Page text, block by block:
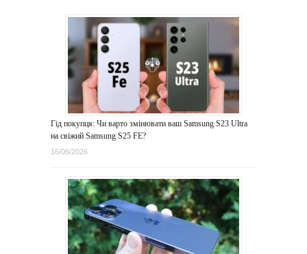
Гід покупця: Чи варто змінювати ваш Samsung S23 Ultra
на свіжий Samsung S25 FE?
16/06/2026